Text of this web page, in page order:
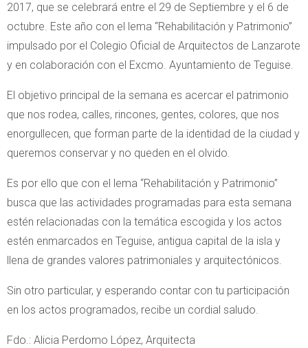
2017, que se celebrará entre el 29 de Septiembre y el 6 de
octubre. Este año con el lema “Rehabilitación y Patrimonio”
impulsado por el Colegio Oficial de Arquitectos de Lanzarote
y en colaboración con el Excmo. Ayuntamiento de Teguise.
El objetivo principal de la semana es acercar el patrimonio
que nos rodea, calles, rincones, gentes, colores, que nos
enorgullecen, que forman parte de la identidad de la ciudad y
queremos conservar y no queden en el olvido.
Es por ello que con el lema “Rehabilitación y Patrimonio”
busca que las actividades programadas para esta semana
estén relacionadas con la temática escogida y los actos
estén enmarcados en Teguise, antigua capital de la isla y
llena de grandes valores patrimoniales y arquitectónicos.
Sin otro particular, y esperando contar con tu participación
en los actos programados, recibe un cordial saludo.
Fdo.: Alicia Perdomo López, Arquitecta